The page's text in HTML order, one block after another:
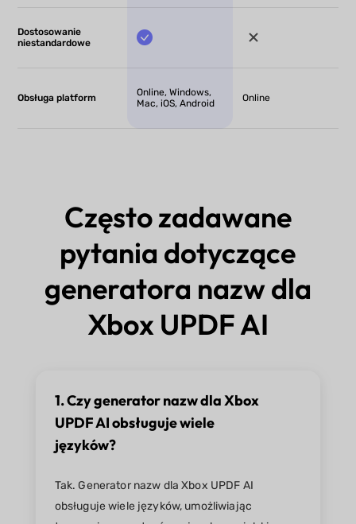
Dostosowanie
niestandardowe
Obsługa platform
Online, Windows,
Mac, iOS, Android
Online
Często zadawane
pytania dotyczące
generatora nazw dla
Xbox UPDF AI
1. Czy generator nazw dla Xbox
UPDF AI obsługuje wiele
języków?
Tak. Generator nazw dla Xbox UPDF AI
obsługuje wiele języków, umożliwiając